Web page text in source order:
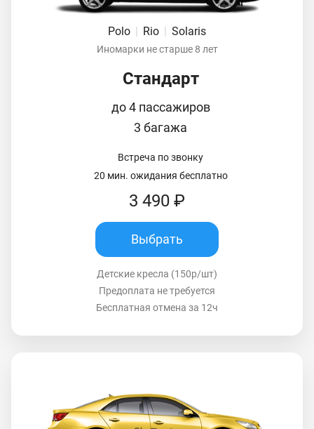
Polo | Rio | Solaris
Иномарки не старше 8 лет
Стандарт
до 4 пассажиров
3 багажа
Встреча по звонку
20 мин. ожидания бесплатно
3 490 ₽
Выбрать
Детские кресла (150р/шт)
Предоплата не требуется
Бесплатная отмена за 12ч